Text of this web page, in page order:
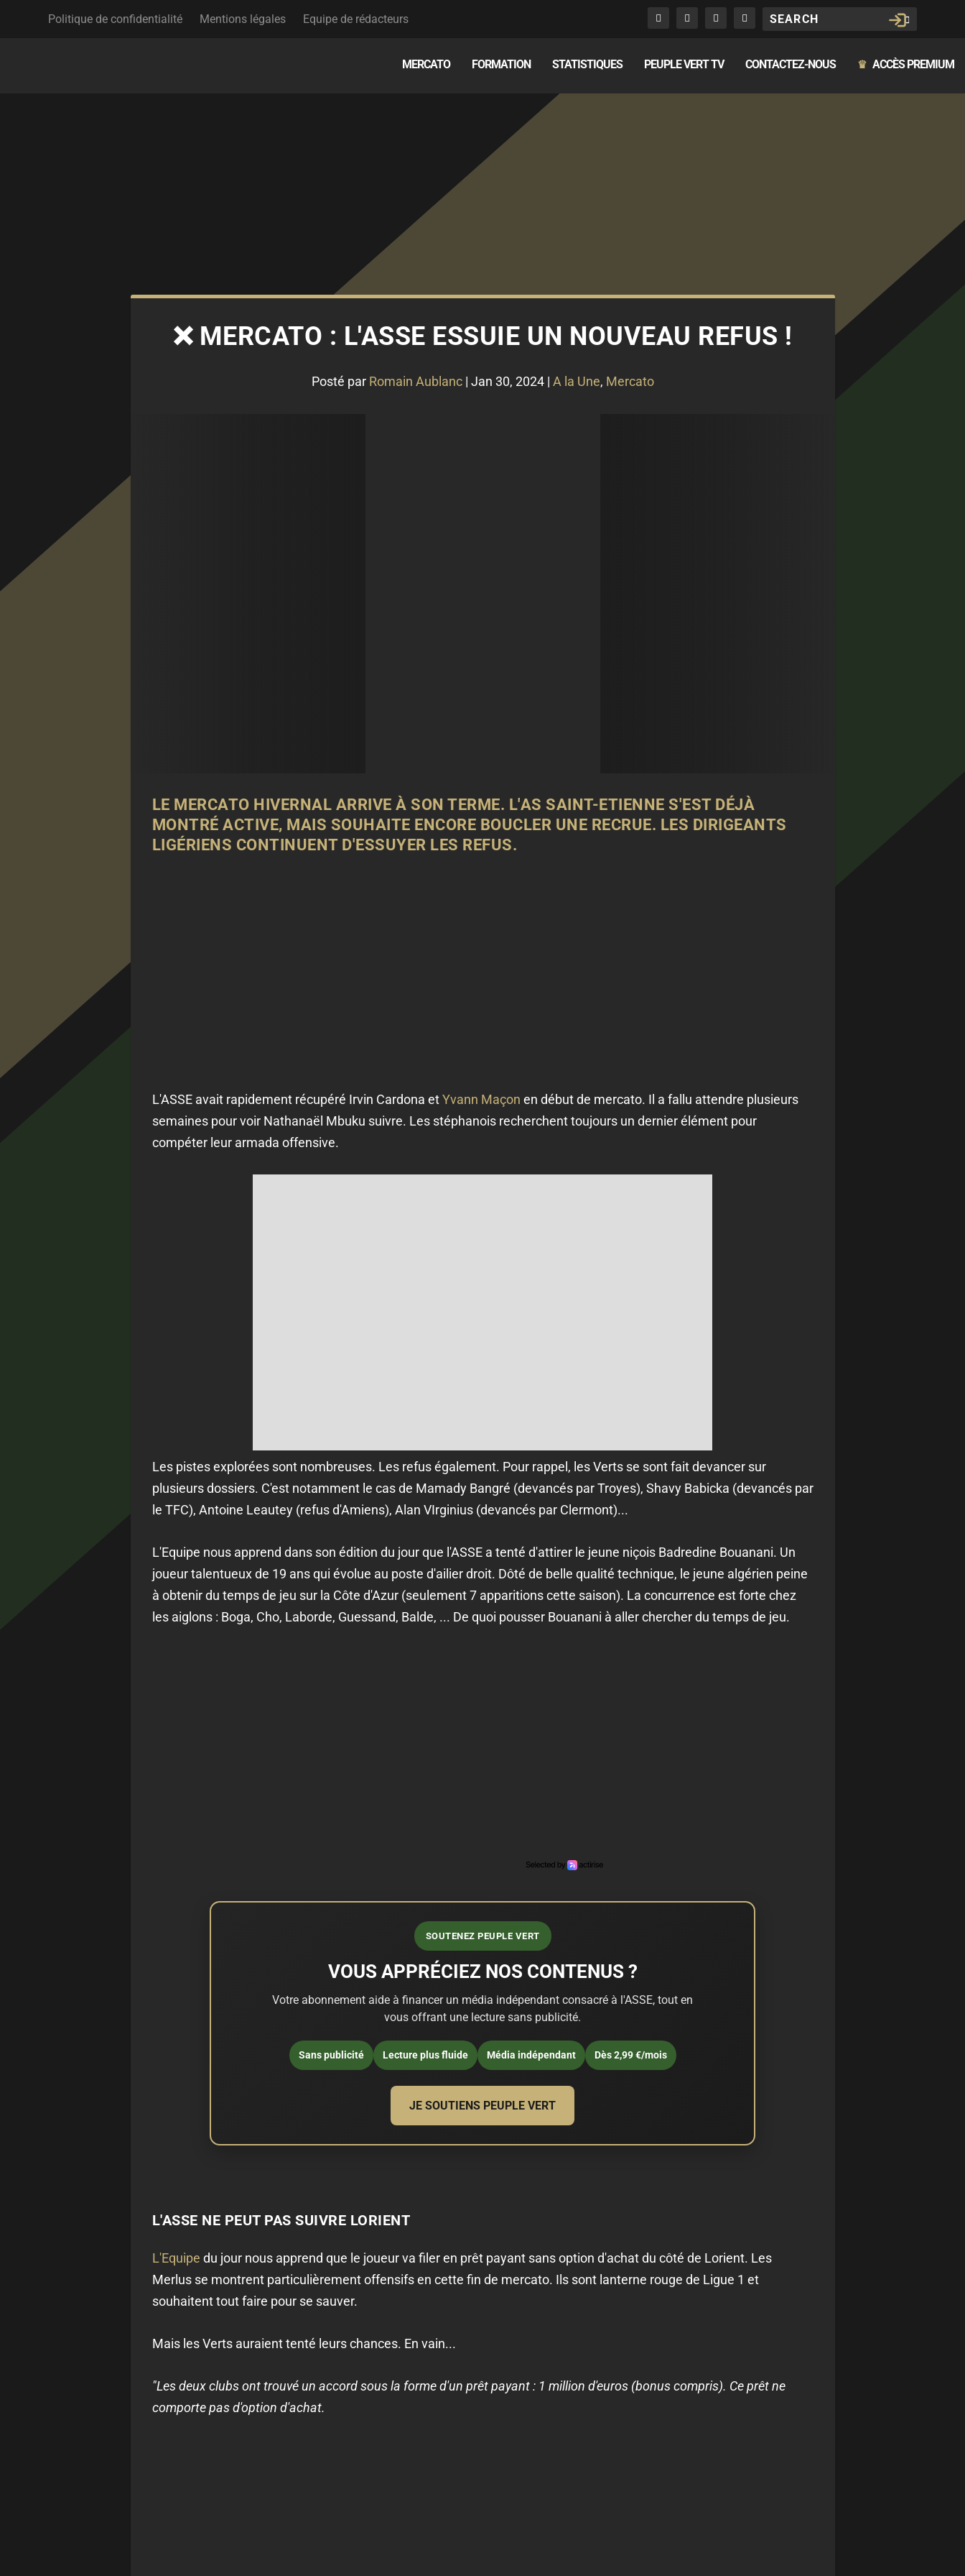
Politique de confidentialité Mentions légales Equipe de rédacteurs
MERCATO FORMATION STATISTIQUES PEUPLE VERT TV CONTACTEZ-NOUS ♛ ACCÈS PREMIUM
❌ MERCATO : L'ASSE ESSUIE UN NOUVEAU REFUS !
Posté par Romain Aublanc| Jan 30, 2024| A la Une, Mercato
LE MERCATO HIVERNAL ARRIVE À SON TERME. L'AS SAINT-ETIENNE S'EST DÉJÀ
MONTRÉ ACTIVE, MAIS SOUHAITE ENCORE BOUCLER UNE RECRUE. LES DIRIGEANTS
LIGÉRIENS CONTINUENT D'ESSUYER LES REFUS.
L'ASSE avait rapidement récupéré Irvin Cardona etYvann Maçon en début de mercato. Il a fallu attendre plusieurs
semaines pour voir Nathanaël Mbuku suivre. Les stéphanois recherchent toujours un dernier élément pour
compéter leur armada offensive.
Les pistes explorées sont nombreuses. Les refus également. Pour rappel, les Verts se sont fait devancer sur
plusieurs dossiers. C'est notamment le cas de Mamady Bangré (devancés par Troyes), Shavy Babicka (devancés par
le TFC), Antoine Leautey (refus d'Amiens), Alan VIrginius (devancés par Clermont)...
L'Equipe nous apprend dans son édition du jour que l'ASSE a tenté d'attirer le jeune niçois Badredine Bouanani. Un
joueur talentueux de 19 ans qui évolue au poste d'ailier droit. Dôté de belle qualité technique, le jeune algérien peine
à obtenir du temps de jeu sur la Côte d'Azur (seulement 7 apparitions cette saison). La concurrence est forte chez
les aiglons : Boga, Cho, Laborde, Guessand, Balde, ... De quoi pousser Bouanani à aller chercher du temps de jeu.
SOUTENEZ PEUPLE VERT
VOUS APPRÉCIEZ NOS CONTENUS ?
Votre abonnement aide à financer un média indépendant consacré à l'ASSE, tout en
vous offrant une lecture sans publicité.
Sans publicité Lecture plus fluide Média indépendant Dès 2,99 €/mois
JE SOUTIENS PEUPLE VERT
L'ASSE NE PEUT PAS SUIVRE LORIENT
L'Equipe du jour nous apprend que le joueur va filer en prêt payant sans option d'achat du côté de Lorient. Les
Merlus se montrent particulièrement offensifs en cette fin de mercato. Ils sont lanterne rouge de Ligue 1 et
souhaitent tout faire pour se sauver.
Mais les Verts auraient tenté leurs chances. En vain...
"Les deux clubs ont trouvé un accord sous la forme d'un prêt payant : 1 million d'euros (bonus compris). Ce prêt ne
comporte pas d'option d'achat.